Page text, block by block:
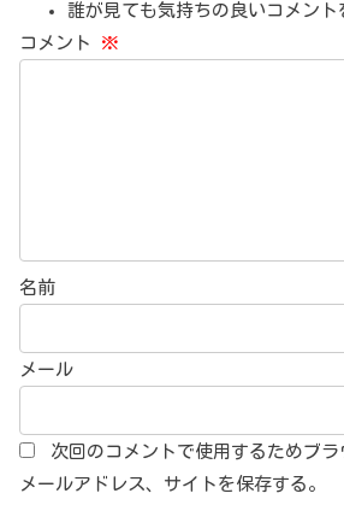
誰が見ても気持ちの良いコメント
コメント ※
名前
メール
次回のコメントで使用するためブラ
メールアドレス、サイトを保存する。